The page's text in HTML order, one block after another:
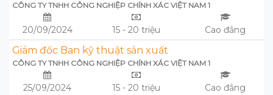
CÔNG TY TNHH CÔNG NGHIỆP CHÍNH XÁC VIỆT NAM 1
20/09/2024 15 - 20 triệu Cao đẳng
Giám đốc Ban kỹ thuật sản xuất
CÔNG TY TNHH CÔNG NGHIỆP CHÍNH XÁC VIỆT NAM 1
25/09/2024 15 - 20 triệu Cao đẳng